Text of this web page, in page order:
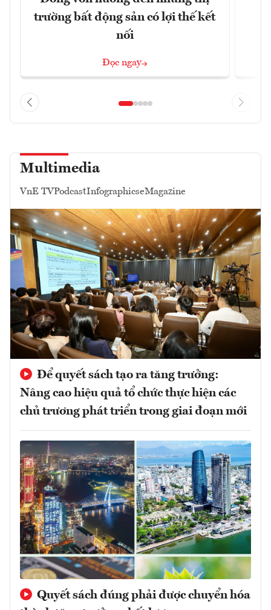
trường bất động sản có lợi thế kết
nối
Đọc ngay
Multimedia
VnE TVPodcastInfographicseMagazine
Để quyết sách tạo ra tăng trưởng:
Nâng cao hiệu quả tổ chức thực hiện các
chủ trương phát triển trong giai đoạn mới
Quyết sách đúng phải được chuyển hóa